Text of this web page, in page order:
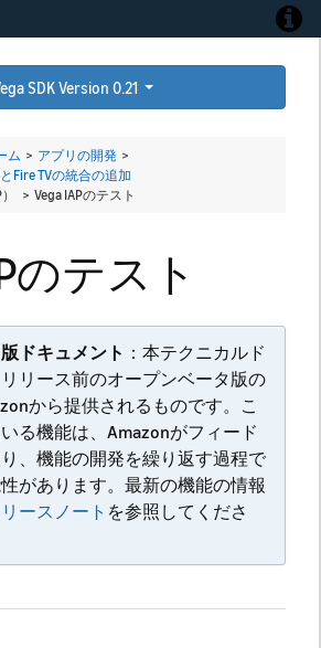
SDK Version 0.21
ム > アプリの開発 >
Fire TVの統合の追加
） > Vega IAPのテスト
のテスト
ドキュメント ：本テクニカルド
リース前のオープンベータ版の
から提供されるものです。こ
る機能は、Amazonがフィード
、機能の開発を繰り返す過程で
があります。最新の機能の情報
ースノート を参照してくださ